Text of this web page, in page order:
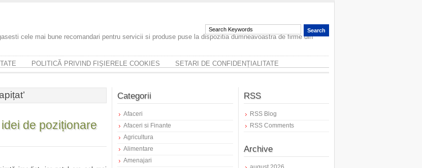
cele mai bune recomandari pentru servicii si produse puse la dispozitia dumneavoastra de firme din
POLITICĂ PRIVIND FIȘIERELE COOKIES SETARI DE CONFIDENȚIALITATE
de poziționare
Categorii
Afaceri
Afaceri si Finante
Agricultura
Alimentare
Amenajari
RSS
RSS Blog
RSS Comments
Archive